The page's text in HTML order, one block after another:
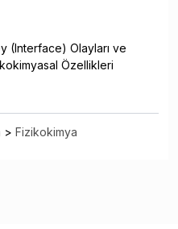
(Interface) Olayları ve
Özellikleri
> Fizikokimya